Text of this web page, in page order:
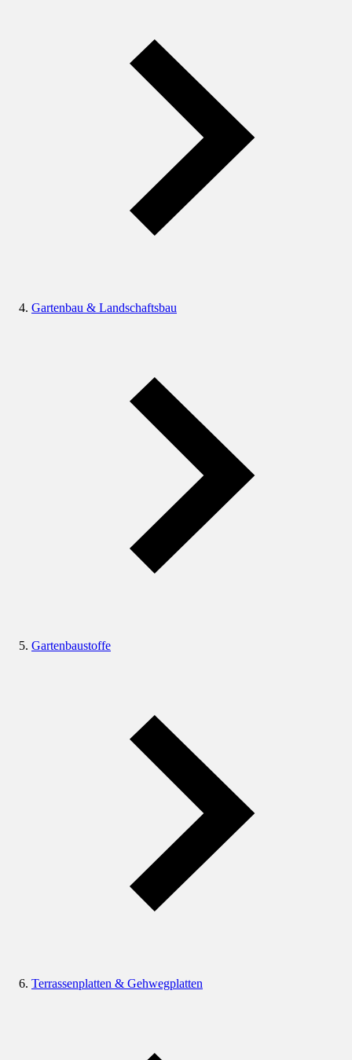
Gartenbau & Landschaftsbau
Gartenbaustoffe
Terrassenplatten & Gehwegplatten